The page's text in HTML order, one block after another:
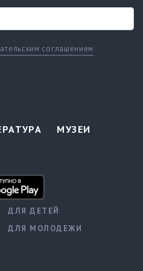
соглашением
МУЗЕИ
ДЛЯ ДЕТЕЙ
ДЛЯ МОЛОДЕЖИ